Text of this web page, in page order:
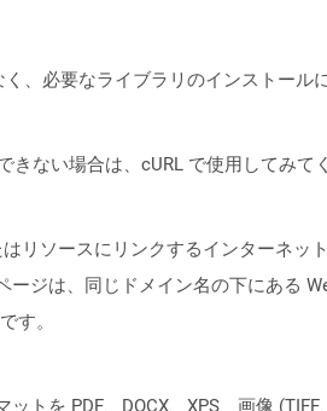
、必要なライブラリのインストール
ない場合は、cURL で使用してみて
リソースにリンクするインターネッ
ジは、同じドメイン名の下にある
す。
を PDF、DOCX、XPS、画像 (TIFF